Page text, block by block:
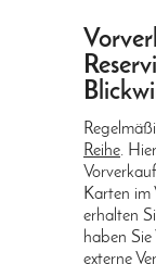
Reihe.
Karten im
erhalten
haben Sie
externe